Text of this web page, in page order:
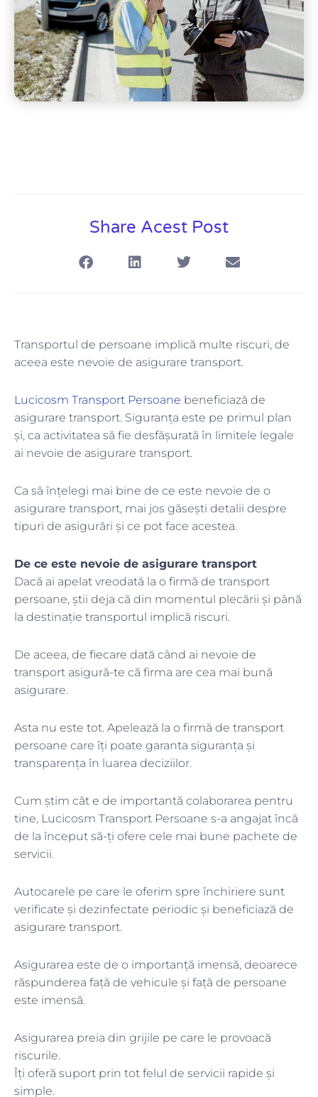
Share Acest Post
Transportul de persoane implică multe riscuri, de
aceea este nevoie de asigurare transport.
Lucicosm Transport Persoane beneficiază de
asigurare transport. Siguranța este pe primul plan
și, ca activitatea să fie desfășurată în limitele legale
ai nevoie de asigurare transport.
Ca să înțelegi mai bine de ce este nevoie de o
asigurare transport, mai jos găsești detalii despre
tipuri de asigurări și ce pot face acestea.
De ce este nevoie de asigurare transport
Dacă ai apelat vreodată la o firmă de transport
persoane, știi deja că din momentul plecării și până
la destinație transportul implică riscuri.
De aceea, de fiecare dată când ai nevoie de
transport asigură-te că firma are cea mai bună
asigurare.
Asta nu este tot. Apelează la o firmă de transport
persoane care îți poate garanta siguranța și
transparența în luarea deciziilor.
Cum știm cât e de importantă colaborarea pentru
tine, Lucicosm Transport Persoane s-a angajat încă
de la început să-ți ofere cele mai bune pachete de
servicii.
Autocarele pe care le oferim spre închiriere sunt
verificate și dezinfectate periodic și beneficiază de
asigurare transport.
Asigurarea este de o importanță imensă, deoarece
răspunderea față de vehicule și față de persoane
este imensă.
Asigurarea preia din grijile pe care le provoacă
riscurile.
Îți oferă suport prin tot felul de servicii rapide și
simple.